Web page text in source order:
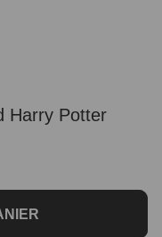
Harry Potter